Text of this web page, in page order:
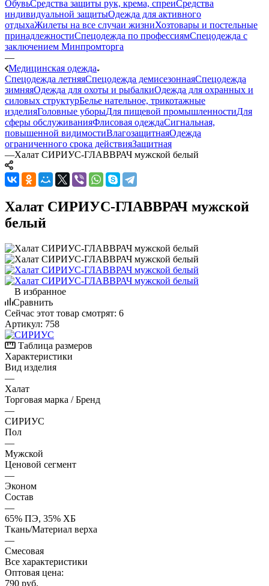
ОбувьСредства защиты рук, крема, спреиСредства
индивидуальной защитыОдежда для активного
отдыхаЖилеты на все случаи жизниХозтовары и постельные
принадлежностиСпецодежда по профессиямСпецодежда с
заключением Минпромторга
—
Медицинская одежда
Спецодежда летняяСпецодежда демисезоннаяСпецодежда
зимняяОдежда для охоты и рыбалкиОдежда для охранных и
силовых структурБелье нательное, трикотажные
изделияГоловные уборыДля пищевой промышленностиДля
сферы обслуживанияФлисовая одеждаСигнальная,
повышенной видимостиВлагозащитнаяОдежда
ограниченного срока действияЗащитная
—Халат СИРИУС-ГЛАВВРАЧ мужской белый
Халат СИРИУС-ГЛАВВРАЧ мужской
белый
В избранное
Сравнить
Сейчас этот товар смотрят: 6
Артикул: 758
Таблица размеров
Характеристики
Вид изделия
—
Халат
Торговая марка / Бренд
—
СИРИУС
Пол
—
Мужской
Ценовой сегмент
—
Эконом
Состав
—
65% ПЭ, 35% ХБ
Ткань/Материал верха
—
Смесовая
Все характеристики
Оптовая цена:
790 руб.